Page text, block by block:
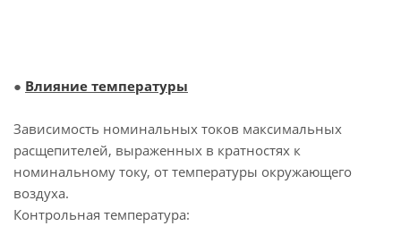
● Влияние температуры
Зависимость номинальных токов максимальных
расщепителей, выраженных в кратностях к
номинальному току, от температуры окружающего
воздуха.
Контрольная температура: